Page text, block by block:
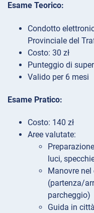
Esame Teorico:
Condotto
Provinciale del
Costo: 30 zł
Punteggio di
Valido per 6 mesi
Esame Pratico:
Costo: 140 zł
Aree valutate:
luci,
Manovre
(partenza/
parcheggio)
Guida in